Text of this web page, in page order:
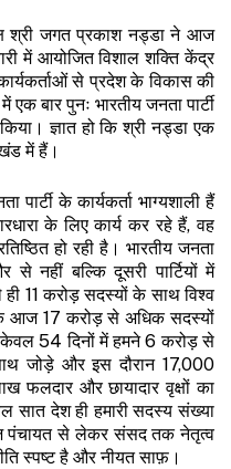
श्री जगत प्रकाश नड्डा ने आज
में आयोजित विशाल शक्ति केंद्र
से प्रदेश के विकास की
बार पुनः भारतीय जनता पार्टी
ज्ञात हो कि श्री नड्डा एक
में हैं।
पार्टी के कार्यकर्ता भाग्यशाली हैं
के लिए कार्य कर रहे हैं, वह
हो रही है। भारतीय जनता
नहीं बल्कि दूसरी पार्टियों में
11 करोड़ सदस्यों के साथ विश्व
आज 17 करोड़ से अधिक सदस्यों
केवल 54 दिनों में हमने 6 करोड़ से
जोड़े और इस दौरान 17,000
फलदार और छायादार वृक्षों का
सात देश ही हमारी सदस्य संख्या
पंचायत से लेकर संसद तक नेतृत्व
स्पष्ट है और नीयत साफ़।